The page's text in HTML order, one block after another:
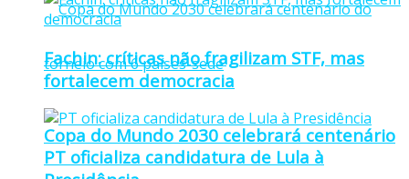
Copa do Mundo 2030 celebrará centenário
Fachin: críticas não fragilizam STF, mas
fortalecem democracia
PT oficializa candidatura de Lula à